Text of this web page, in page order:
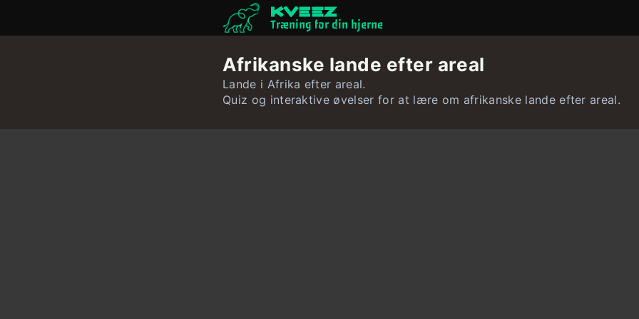
Træning for din hjerne
Bruger
Afrikanske lande efter areal
Lande i Afrika efter areal.
Quiz og interaktive øvelser for at lære om afrikanske lande efter areal.